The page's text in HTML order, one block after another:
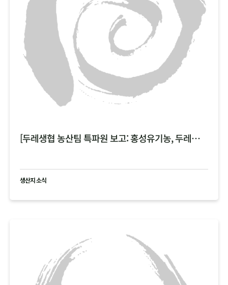
[두레생협 농산팀 특파원 보고: 홍성유기농, 두레한강 비 피해 현황 공유 ]
생산지 소식